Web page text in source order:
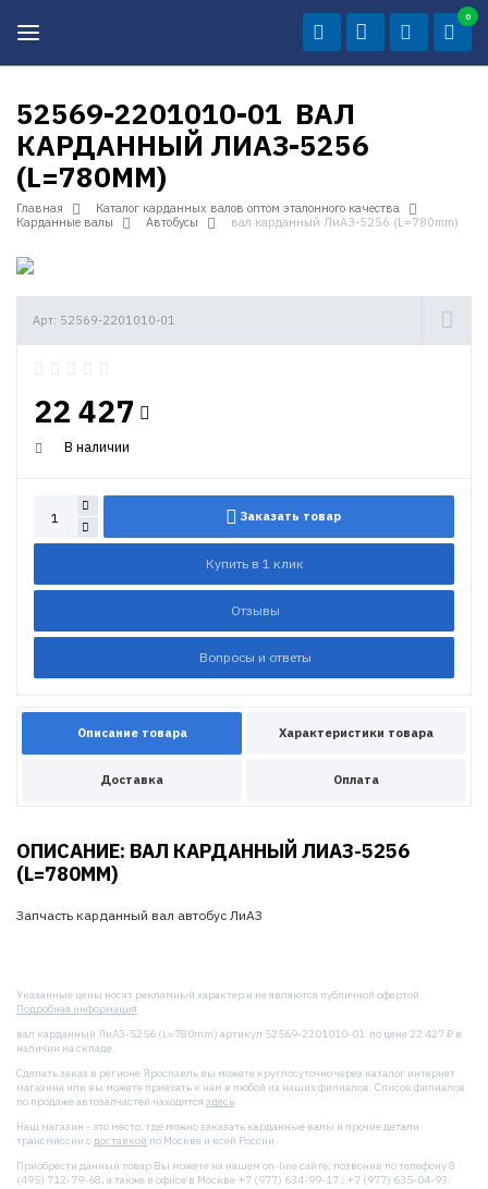
0
52569-2201010-01 ВАЛ
КАРДАННЫЙ ЛИАЗ-5256
(L=780MM)
Главная
Каталог карданных валов оптом эталонного качества
Карданные валы
Автобусы вал карданный ЛиАЗ-5256 (L=780mm)
Арт: 52569-2201010-01
22 427
В наличии
Заказать товар
Купить в 1 клик
Отзывы
Вопросы и ответы
Описание товара Характеристики товара
Доставка Оплата
ОПИСАНИЕ: ВАЛ КАРДАННЫЙ ЛИАЗ-5256
(L=780MM)
Запчасть карданный вал автобус ЛиАЗ
Указанные цены носят рекламный характер и не являются публичной офертой.
Подробная информация
вал карданный ЛиАЗ-5256 (L=780mm) артикул 52569-2201010-01 по цене 22 427 ₽ в
наличии на складе.
Сделать заказ в регионе Ярославль вы можете круглосуточно через каталог интернет
магазина или вы можете приехать к нам в любой из наших филиалов. Список филиалов
по продаже автозапчастей находятся здесь.
Наш магазин - это место, где можно заказать карданные валы и прочие детали
трансмиссии с доставкой по Москве и всей России.
Приобрести данный товар Вы можете на нашем on-line сайте, позвонив по телефону 8
(495) 712-79-68, а также в офисе в Москве +7 (977) 634-99-17 ; +7 (977) 635-04-93.